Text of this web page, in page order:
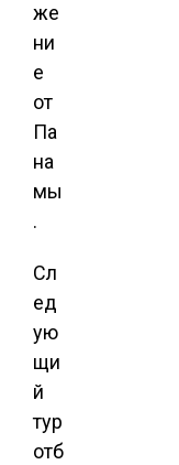
же
ни
е
от
Па
на
мы
.
Сл
ед
ую
щи
й
тур
отб